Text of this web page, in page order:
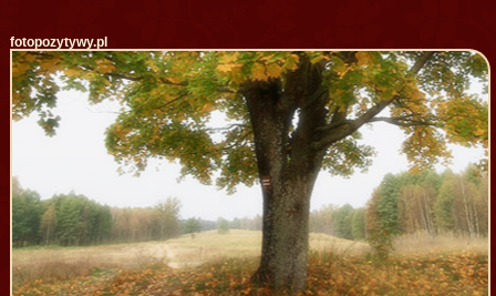
fotopozytywy.pl